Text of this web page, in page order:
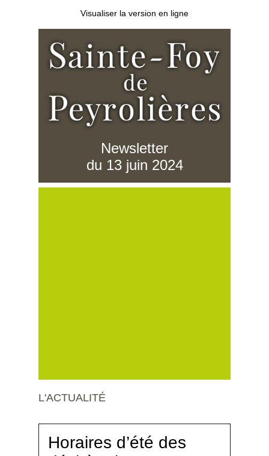
Visualiser la version en ligne
Newsletter
du 13 juin 2024
L'ACTUALITÉ
Horaires d’été des